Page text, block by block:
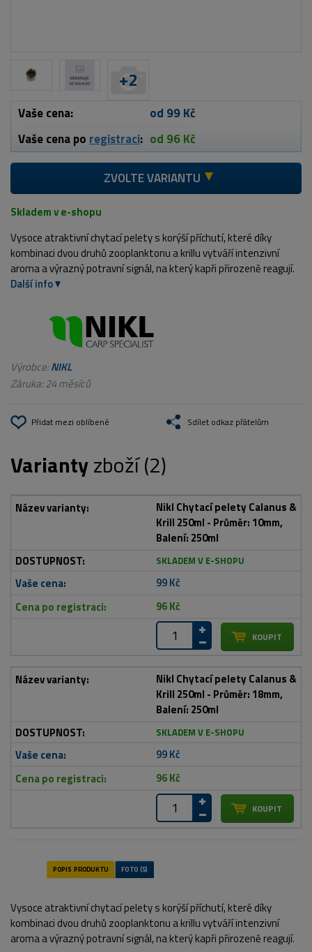
+2
Vaše cena:
od 99 Kč
Vaše cena po registraci: od 96 Kč
ZVOLTE VARIANTU
Skladem v e-shopu
Vysoce atraktivní chytací pelety s korýší příchutí, které díky
kombinaci dvou druhů zooplanktonu a krillu vytváří intenzivní
aroma a výrazný potravní signál, na který kapři přirozeně reagují.
Další info
Výrobce:NIKL
Záruka: 24 měsíců
Přidat mezi oblíbené Sdílet odkaz přátelům
Variantyzboží (2)
Nikl Chytací pelety Calanus &
Krill 250ml - Průměr: 10mm,
Balení: 250ml
SKLADEM V E-SHOPU
99 Kč
96 Kč
Nikl Chytací pelety Calanus &
Krill 250ml - Průměr: 18mm,
Balení: 250ml
SKLADEM V E-SHOPU
99 Kč
96 Kč
Vysoce atraktivní chytací pelety s korýší příchutí, které díky
kombinaci dvou druhů zooplanktonu a krillu vytváří intenzivní
aroma a výrazný potravní signál, na který kapři přirozeně reagují.